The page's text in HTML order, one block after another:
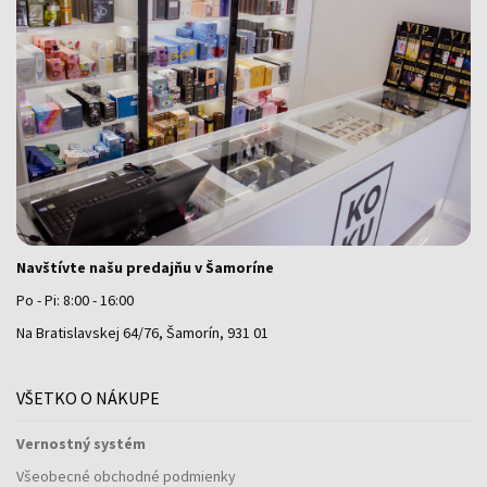
Navštívte našu predajňu v Šamoríne
Po - Pi: 8:00 - 16:00
Na Bratislavskej 64/76, Šamorín, 931 01
VŠETKO O NÁKUPE
Vernostný systém
Všeobecné obchodné podmienky